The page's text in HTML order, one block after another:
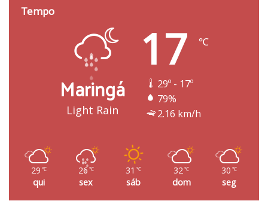
Tempo
Maringá
Light Rain
17 ℃
29º - 17º
79%
2.16 km/h
29 ℃
qui
26 ℃
sex
31 ℃
sáb
32℃
dom
30 ℃
seg